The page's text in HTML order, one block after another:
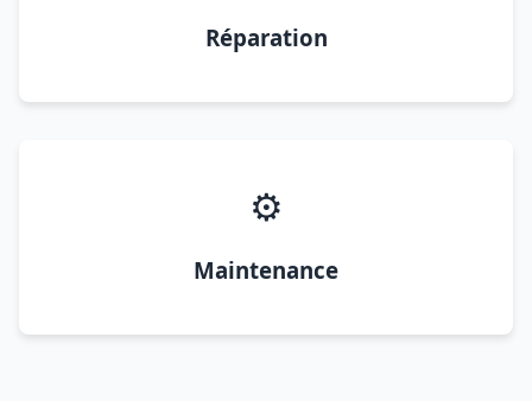
Réparation
⚙️
Maintenance